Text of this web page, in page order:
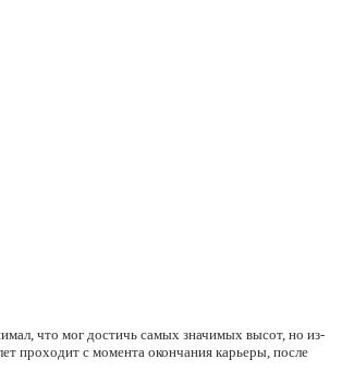
что мог достичь самых значимых высот, но из-
проходит с момента окончания карьеры, после